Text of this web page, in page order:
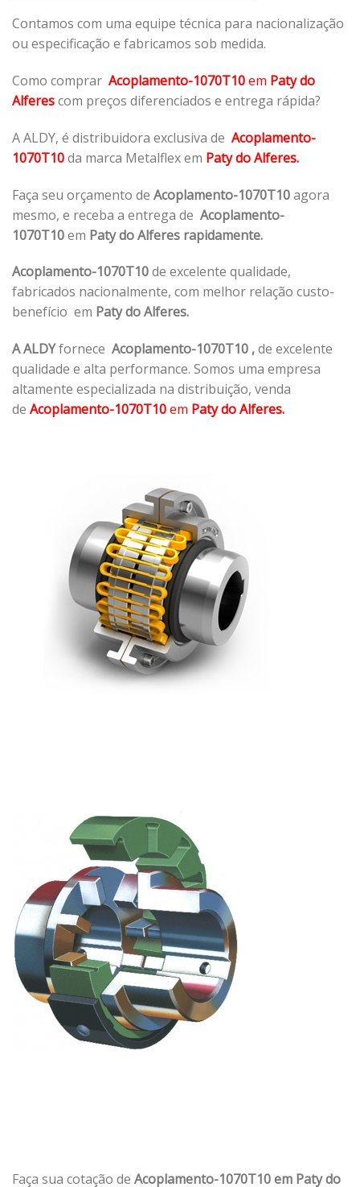
Contamos com uma equipe técnica para nacionalização
ou especificação e fabricamos sob medida.
Como comprar Acoplamento-1070T10em Paty do
Alferescom preços diferenciados e entrega rápida?
A ALDY, é distribuidora exclusiva de Acoplamento-
1070T10da marca Metalflex em Paty do Alferes.
Faça seu orçamento de Acoplamento-1070T10agora
mesmo, e receba a entrega de Acoplamento-
1070T10em Paty do Alferes rapidamente.
Acoplamento-1070T10de excelente qualidade,
fabricados nacionalmente, com melhor relação custo-
benefício em Paty do Alferes.
A ALDYfornece Acoplamento-1070T10 ,de excelente
qualidade e alta performance. Somos uma empresa
altamente especializada na distribuição, venda
de Acoplamento-1070T10em Paty do Alferes.
Faça sua cotação de Acoplamento-1070T10 em Paty do